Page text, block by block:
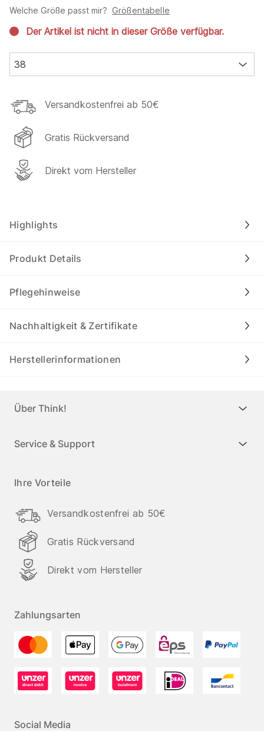
Welche Größe passt mir? Größentabelle
Der Artikel ist nicht in dieser Größe verfügbar.
38
Versandkostenfrei ab 50€
Gratis Rückversand
Direkt vom Hersteller
Highlights
Produkt Details
Pflegehinweise
Nachhaltigkeit & Zertifikate
Herstellerinformationen
Über Think!
Service & Support
Ihre Vorteile
Versandkostenfrei ab 50€
Gratis Rückversand
Direkt vom Hersteller
Zahlungsarten
Social Media